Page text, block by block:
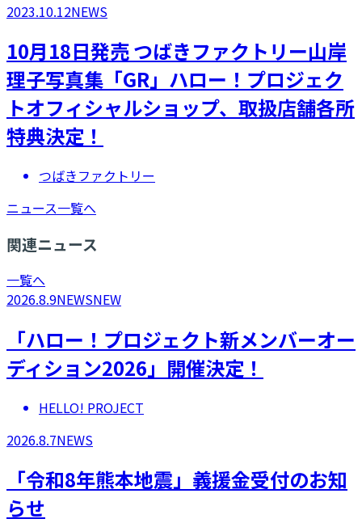
2023.10.12NEWS
10月18日発売 つばきファクトリー山岸
理子写真集「GR」ハロー！プロジェク
トオフィシャルショップ、取扱店舗各所
特典決定！
つばきファクトリー
ニュース一覧へ
関連ニュース
一覧へ
2026.8.9NEWSNEW
「ハロー！プロジェクト新メンバーオー
ディション2026」開催決定！
HELLO! PROJECT
2026.8.7NEWS
「令和8年熊本地震」義援金受付のお知
らせ